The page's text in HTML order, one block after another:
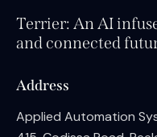
Terrier: An AI
and connected
Address
Applied Automation